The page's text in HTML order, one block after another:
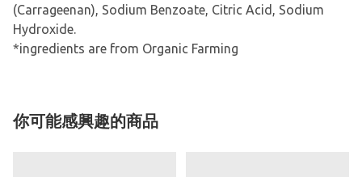
(Carrageenan), Sodium Benzoate, Citric Acid, Sodium
Hydroxide.
*ingredients are from Organic Farming
你可能感興趣的商品